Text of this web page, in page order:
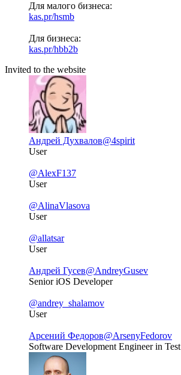
Для малого бизнеса:
kas.pr/hsmb
Для бизнеса:
kas.pr/hbb2b
Invited to the website
Андрей Духвалов@4spirit
User
@AlexF137
User
@AlinaVlasova
User
@allatsar
User
Андрей Гусев@AndreyGusev
Senior iOS Developer
@andrey_shalamov
User
Арсений Федоров@ArsenyFedorov
Software Development Engineer in Test